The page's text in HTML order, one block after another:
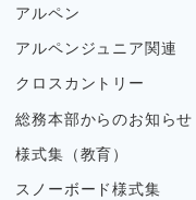
アルペン
アルペンジュニア関連
クロスカントリー
総務本部からのお知らせ
様式集（教育）
スノーボード様式集